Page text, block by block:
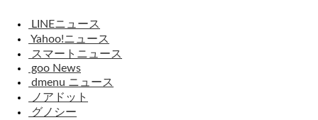
LINEニュース
Yahoo!ニュース
スマートニュース
goo News
dmenu ニュース
ノアドット
グノシー